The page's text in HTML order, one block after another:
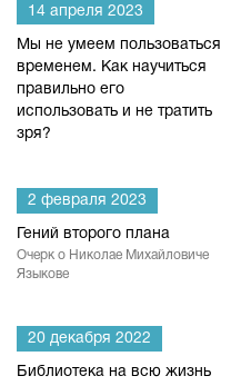
14 апреля 2023
Мы не умеем пользоваться
временем. Как научиться
правильно его
использовать и не тратить
зря?
2 февраля 2023
Гений второго плана
Очерк о Николае Михайловиче
Языкове
20 декабря 2022
Библиотека на всю жизнь